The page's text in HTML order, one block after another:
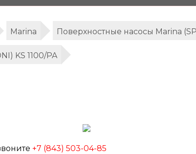
Marina Поверхностные насосы Marina
KS 1100/PA
+7 (843) 503-04-85